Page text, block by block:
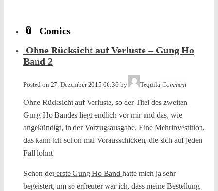
Comics
Ohne Rücksicht auf Verluste – Gung Ho
Band 2
Posted on 27. Dezember 2015 06:36 by Tequila Comment
Ohne Rücksicht auf Verluste, so der Titel des zweiten
Gung Ho Bandes liegt endlich vor mir und das, wie
angekündigt, in der Vorzugsausgabe. Eine Mehrinvestition,
das kann ich schon mal Vorausschicken, die sich auf jeden
Fall lohnt!
Schon dererste Gung Ho Band hatte mich ja sehr
begeistert, um so erfreuter war ich, dass meine Bestellung